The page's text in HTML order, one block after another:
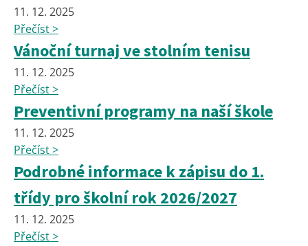
11. 12. 2025
Přečíst >
Vánoční turnaj ve stolním tenisu
11. 12. 2025
Přečíst >
Preventivní programy na naší škole
11. 12. 2025
Přečíst >
Podrobné informace k zápisu do 1.
třídy pro školní rok 2026/2027
11. 12. 2025
Přečíst >